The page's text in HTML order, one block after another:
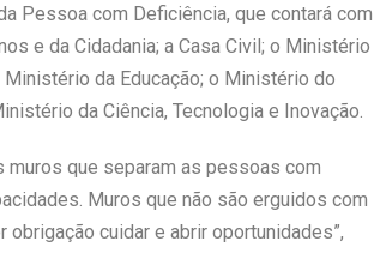
Pessoa com Deficiência, que contará com
e da Cidadania; a Casa Civil; o Ministério
da Educação; o Ministério do
da Ciência, Tecnologia e Inovação.
muros que separam as pessoas com
Muros que não são erguidos com
cuidar e abrir oportunidades”,